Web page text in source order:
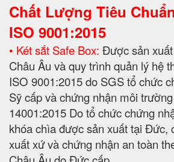
Chất Lượng Tiêu
ISO 9001:2015
• Két sắt Safe Box: Được sản
Châu Âu và quy trình quản lý hệ
ISO 9001:2015 do SGS tổ chức
Sỹ cấp và chứng nhận môi
14001:2015 Do tổ chức chứng
khóa chìa được sản xuất tại Đức,
xuất xứ và chứng nhận an toàn